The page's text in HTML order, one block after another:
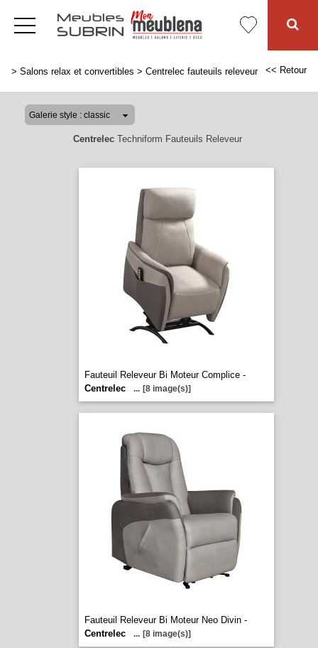
> Salons relax et convertibles > Centrelec fauteuils releveur << Retour
CentrelecTechniform Fauteuils Releveur
Fauteuil Releveur Bi Moteur Complice -
Centrelec
... [8 image(s)]
Fauteuil Releveur Bi Moteur Neo Divin -
Centrelec
... [8 image(s)]